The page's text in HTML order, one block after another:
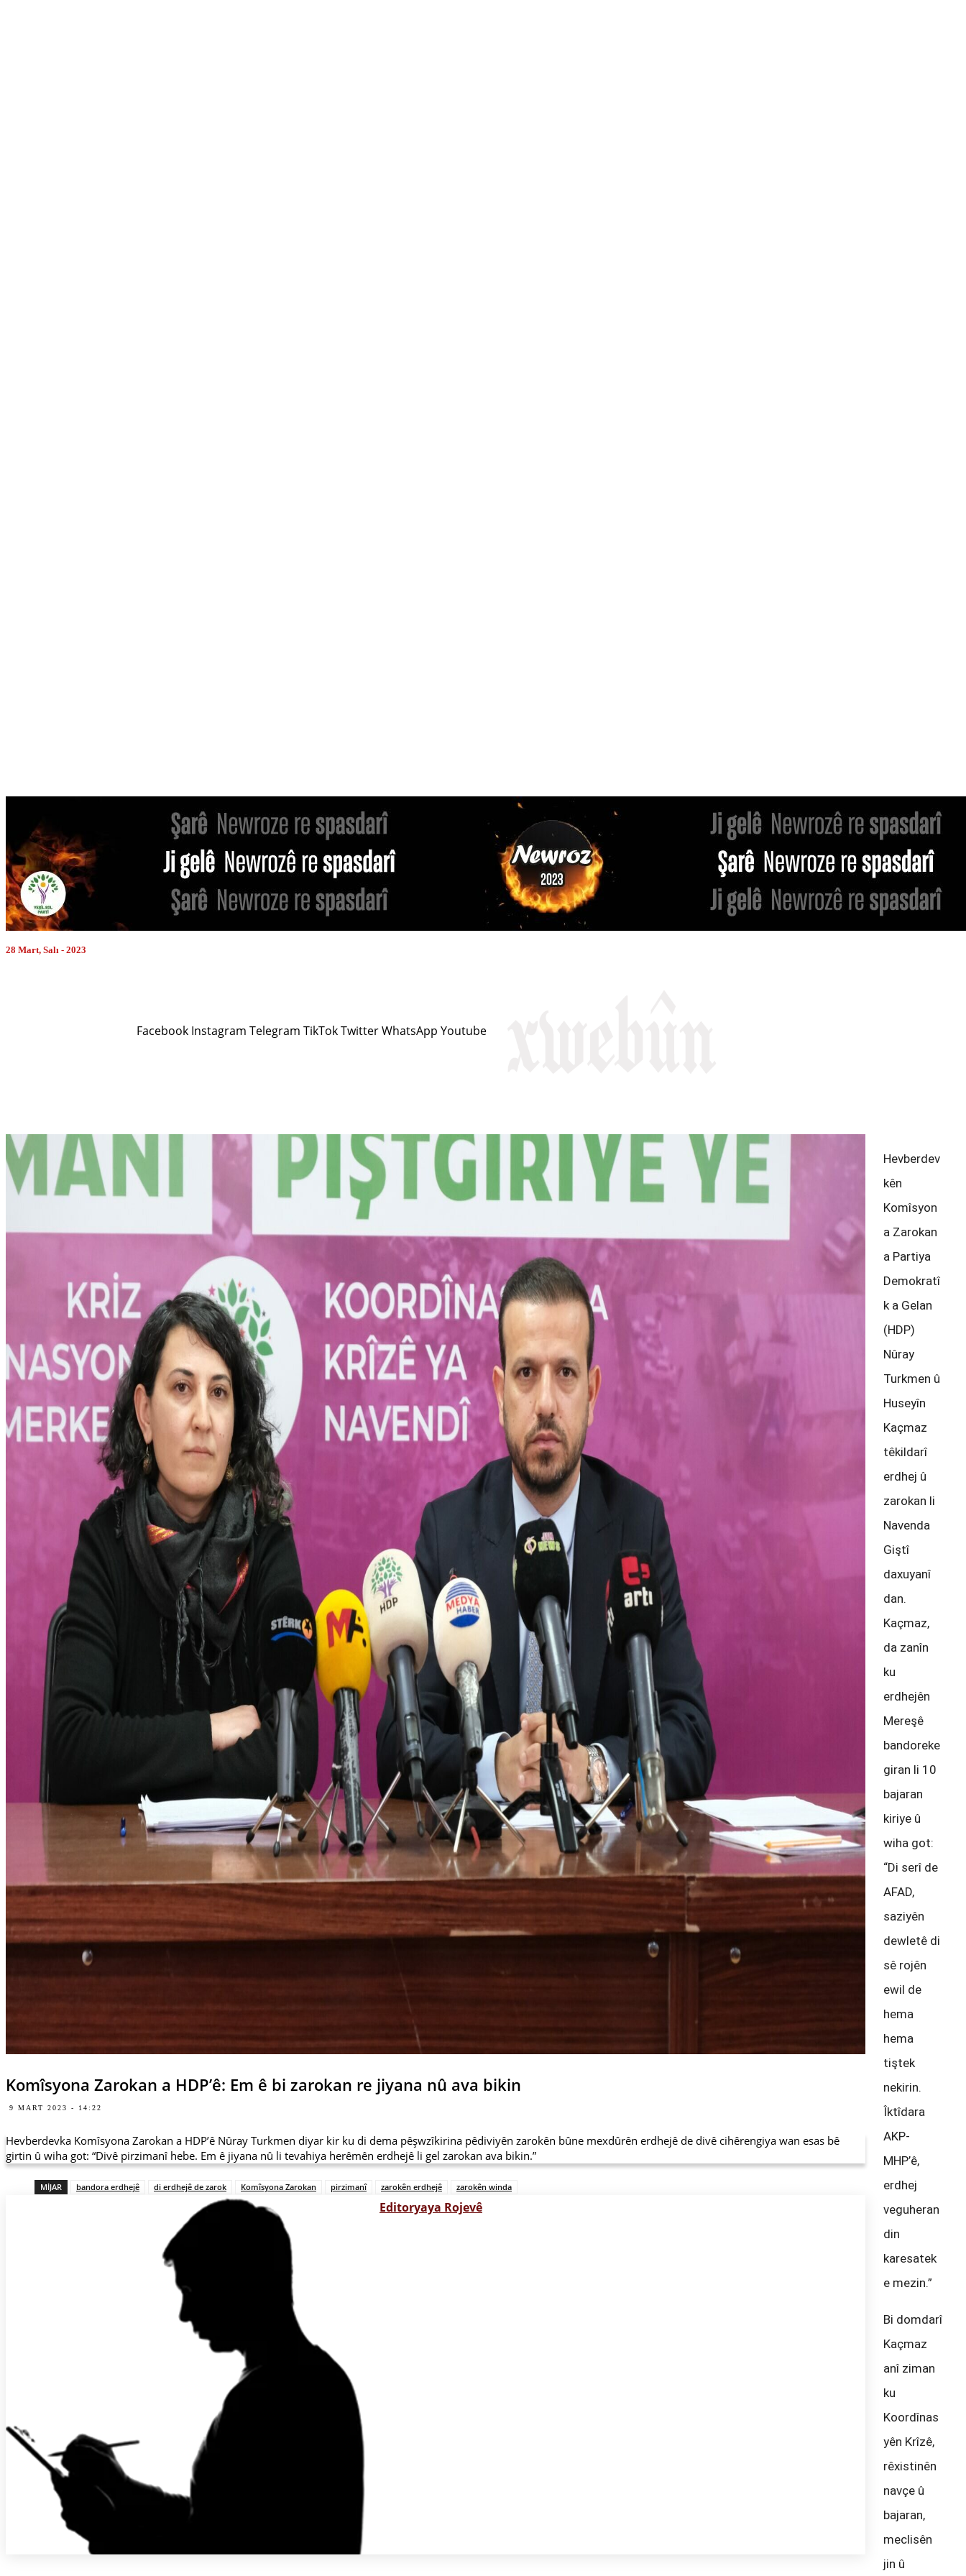
28 Mart, Salı - 2023
Facebook Instagram Telegram TikTok Twitter WhatsApp Youtube
Komîsyona Zarokan a HDP’ê: Em ê bi zarokan re jiyana nû ava bikin
9 MART 2023 - 14:22
Hevberdevka Komîsyona Zarokan a HDP’ê Nûray Turkmen diyar kir ku di dema pêşwzîkirina pêdiviyên zarokên bûne mexdûrên erdhejê de divê cihêrengiya wan esas bê
girtin û wiha got: “Divê pirzimanî hebe. Em ê jiyana nû li tevahiya herêmên erdhejê li gel zarokan ava bikin.”
MIJAR bandora erdhejê di erdhejê de zarok Komîsyona Zarokan pirzimanî zarokên erdhejê zarokên winda
Editoryaya Rojevê
Hevberdev
kên
Komîsyon
a Zarokan
a Partiya
Demokratî
k a Gelan
(HDP)
Nûray
Turkmen û
Huseyîn
Kaçmaz
têkildarî
erdhej û
zarokan li
Navenda
Giştî
daxuyanî
dan.
Kaçmaz,
da zanîn
ku
erdhejên
Mereşê
bandoreke
giran li 10
bajaran
kiriye û
wiha got:
“Di serî de
AFAD,
saziyên
dewletê di
sê rojên
ewil de
hema
hema
tiştek
nekirin.
Îktîdara
AKP-
MHP’ê,
erdhej
veguheran
din
karesatek
e mezin.”
Bi domdarî
Kaçmaz
anî ziman
ku
Koordînas
yên Krîzê,
rêxistinên
navçe û
bajaran,
meclisên
jin û